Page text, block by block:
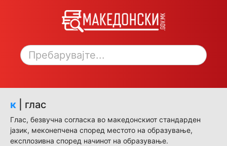
Toggle sidebar
к | глас
Глас, безвучна согласка во македонскиот стандарден
јазик, меконепчена според местото на образување,
експлозивна според начинот на образување.